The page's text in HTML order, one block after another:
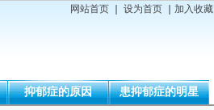
网站首页 设为首页 加入收藏
抑郁症的原因 患抑郁症的明星